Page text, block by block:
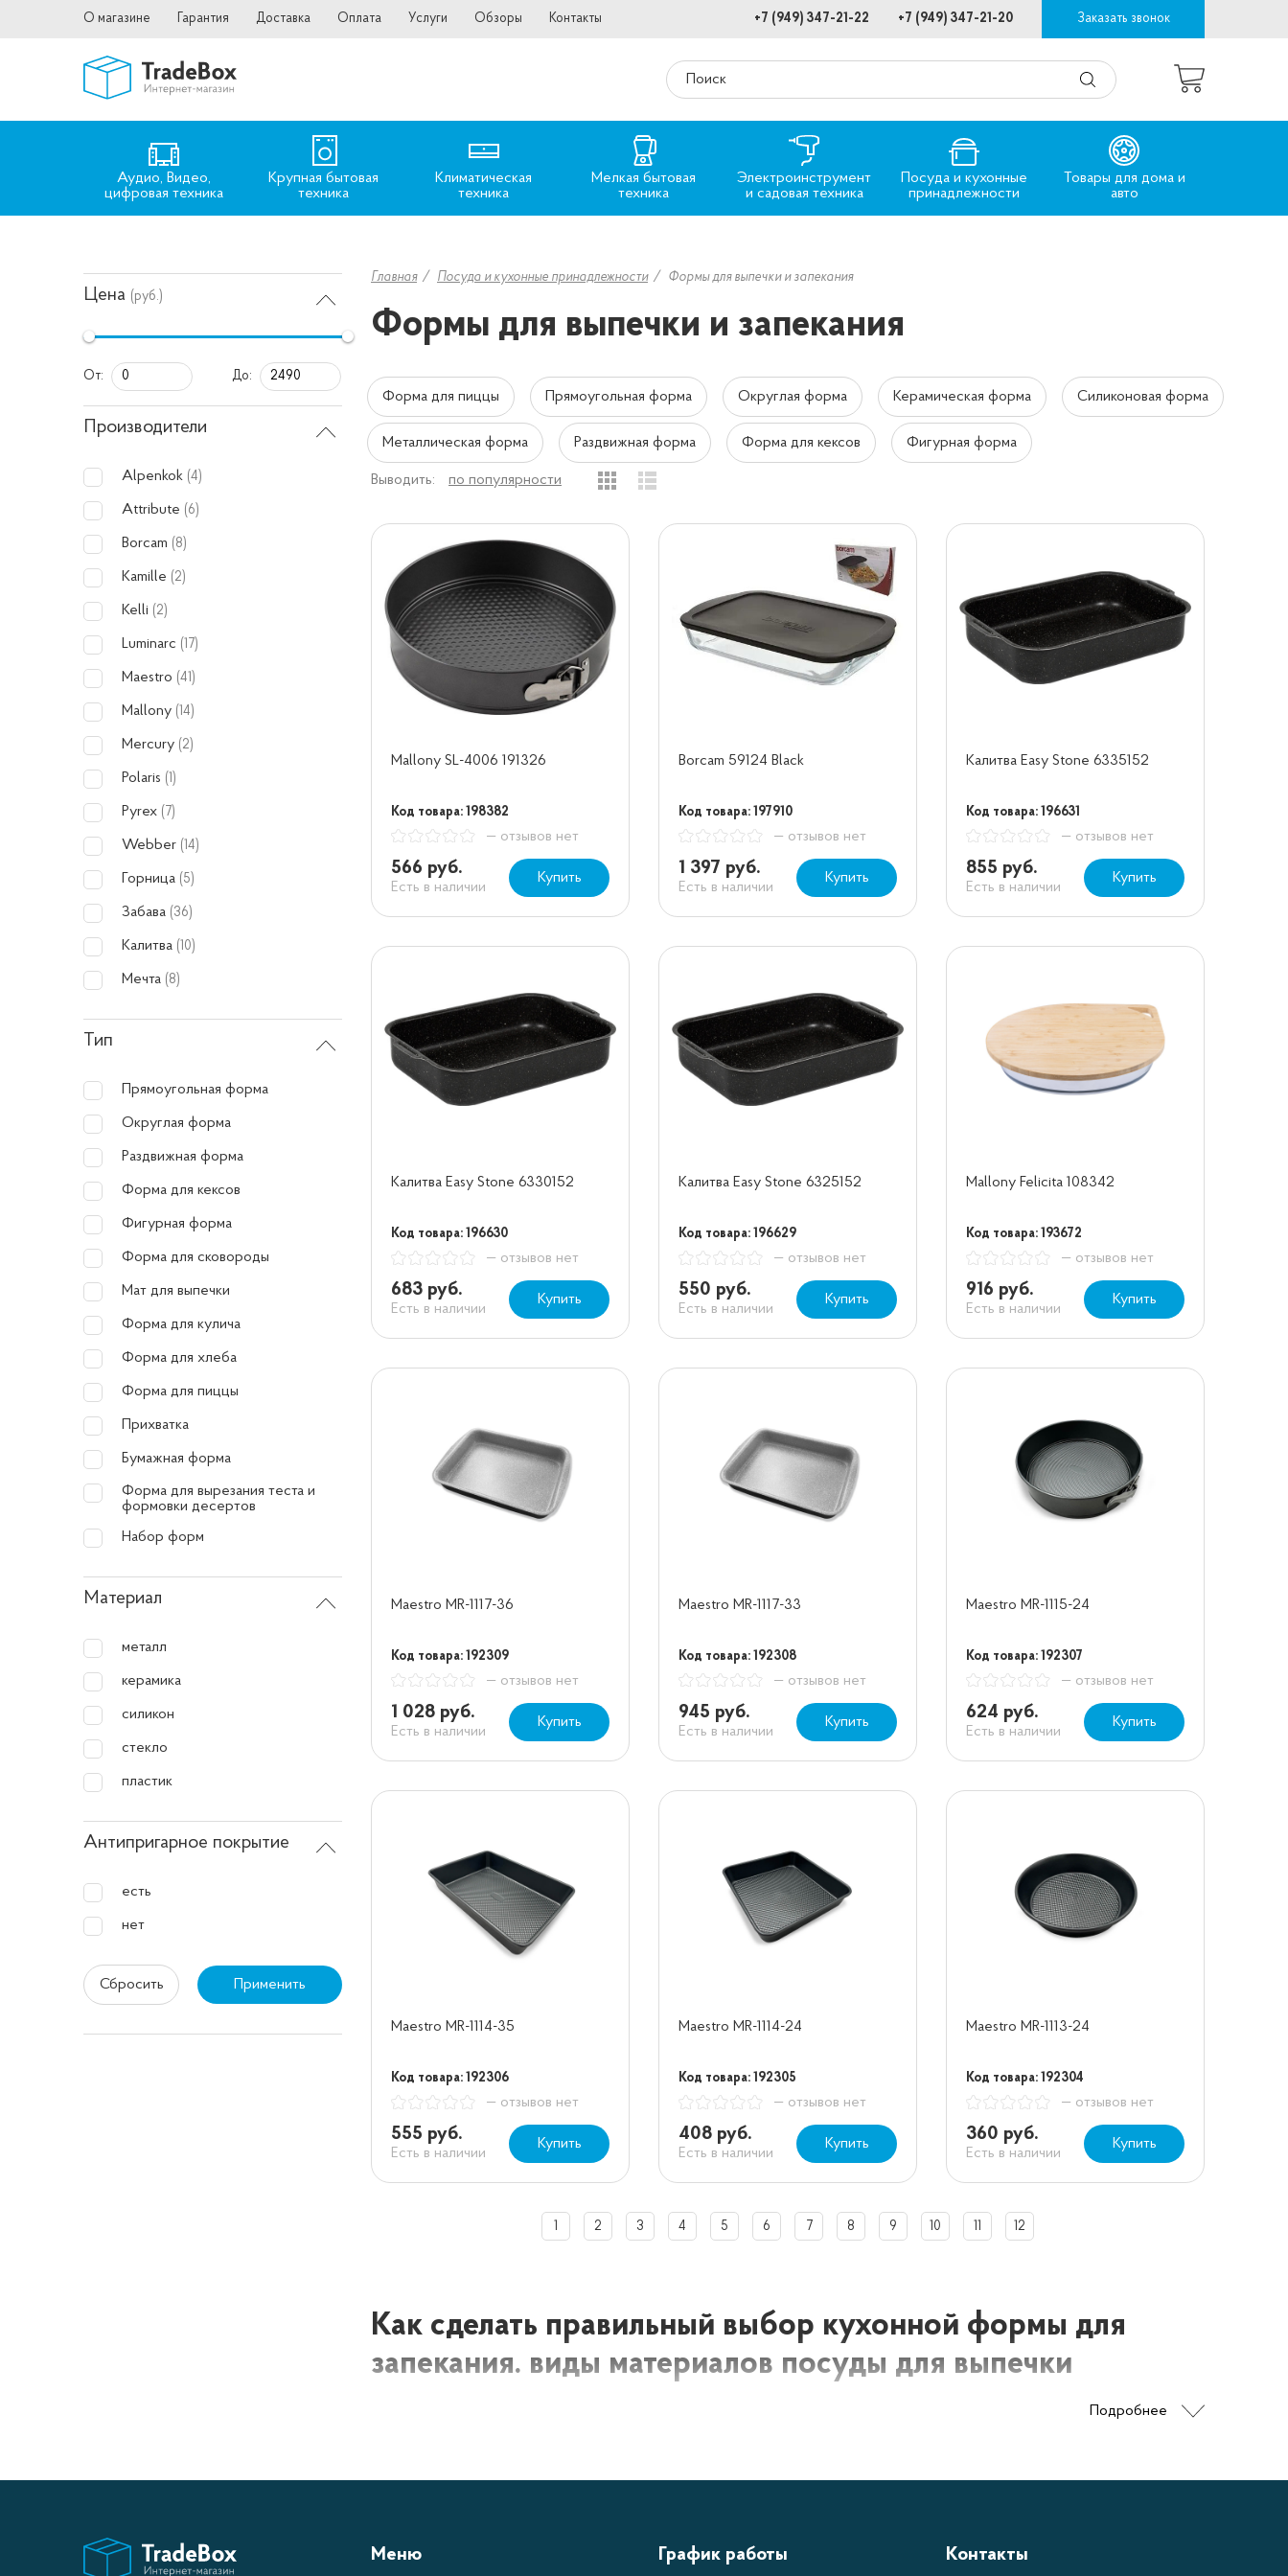
О магазине Гарантия Доставка Оплата Услуги Обзоры Контакты Заказать звонок
+7 (949) 347-21-20
+7 (949) 347-21-22
Аудио, Видео,
цифровая техника
Крупная бытовая
техника
Климатическая
техника
Мелкая бытовая
техника
Электроинструмент
и садовая техника
Посуда и кухонные
принадлежности
Товары для дома и
авто
Цена (руб.)
От: До:
Производители
Alpenkok (4)
Attribute (6)
Borcam (8)
Kamille (2)
Kelli (2)
Luminarc (17)
Maestro (41)
Mallony (14)
Mercury (2)
Polaris (1)
Pyrex (7)
Webber (14)
Горница (5)
Забава (36)
Калитва (10)
Мечта (8)
Тип
Прямоугольная форма
Округлая форма
Раздвижная форма
Форма для кексов
Фигурная форма
Форма для сковороды
Мат для выпечки
Форма для кулича
Форма для хлеба
Форма для пиццы
Прихватка
Бумажная форма
Форма для вырезания теста и
формовки десертов
Набор форм
Материал
металл
керамика
силикон
стекло
пластик
Антипригарное покрытие
есть
нет
Сбросить Применить
Главная Посуда и кухонные принадлежности Формы для выпечки и запекания
Формы для выпечки и запекания
Форма для пиццы Прямоугольная форма Округлая форма Керамическая форма Силиконовая форма
Металлическая форма Раздвижная форма Форма для кексов Фигурная форма
Выводить: по популярности
Mallony SL-4006 191326
Код товара: 198382
— отзывов нет
566 руб.
Есть в наличии
Купить
Borcam 59124 Black
Код товара: 197910
— отзывов нет
1 397 руб.
Есть в наличии
Купить
Калитва Easy Stone 6335152
Код товара: 196631
— отзывов нет
855 руб.
Есть в наличии
Купить
Калитва Easy Stone 6330152
Код товара: 196630
— отзывов нет
683 руб.
Есть в наличии
Купить
Калитва Easy Stone 6325152
Код товара: 196629
— отзывов нет
550 руб.
Есть в наличии
Купить
Mallony Felicita 108342
Код товара: 193672
— отзывов нет
916 руб.
Есть в наличии
Купить
Maestro MR-1117-36
Код товара: 192309
— отзывов нет
1 028 руб.
Есть в наличии
Купить
Maestro MR-1117-33
Код товара: 192308
— отзывов нет
945 руб.
Есть в наличии
Купить
Maestro MR-1115-24
Код товара: 192307
— отзывов нет
624 руб.
Есть в наличии
Купить
Maestro MR-1114-35
Код товара: 192306
— отзывов нет
555 руб.
Есть в наличии
Купить
Maestro MR-1114-24
Код товара: 192305
— отзывов нет
408 руб.
Есть в наличии
Купить
Maestro MR-1113-24
Код товара: 192304
— отзывов нет
360 руб.
Есть в наличии
Купить
2 3 4 5 6 7 8 9 10 12
Подробнее
Как сделать правильный выбор кухонной формы для
запекания. виды материалов посуды для выпечки
видов форм для выпечки запекания.
Меню График работы Контакты